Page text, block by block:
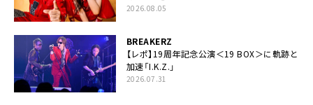
2026.08.05
BREAKERZ
【レポ】19周年記念公演＜19 BOX＞に軌跡と
加速「I.K.Z.」
2026.07.31